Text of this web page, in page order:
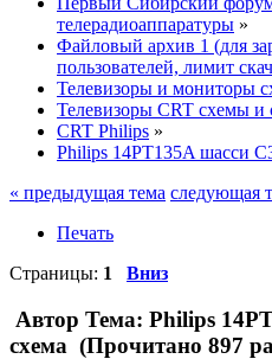
телерадиоаппаратуры »
Файловый архив 1 (для
пользователей, лимит
Телевизоры и мониторы
Телевизоры CRT схемы и
CRT Philips »
Philips 14PT135A шасси
« предыдущая тема следующая
Печать
Страницы: 1 Вниз
Автор Тема: Philips
схема (Прочитано 897